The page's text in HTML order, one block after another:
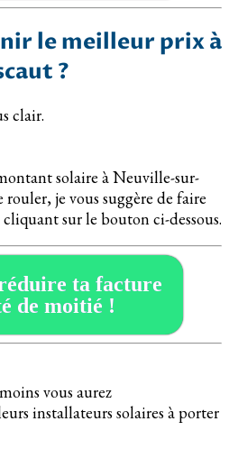
le meilleur prix à
?
clair.
solaire à Neuville-sur-
rouler, je vous suggère de faire
sur le bouton ci-dessous.
ta facture
de moitié !
vous aurez
installateurs solaires à porter